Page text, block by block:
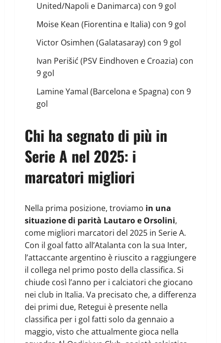
United/Napoli e Danimarca) con 9 gol
Moise Kean (Fiorentina e Italia) con 9 gol
Victor Osimhen (Galatasaray) con 9 gol
Ivan Perišić (PSV Eindhoven e Croazia) con
9 gol
Lamine Yamal (Barcelona e Spagna) con 9
gol
Chi ha segnato di più in
Serie A nel 2025: i
marcatori migliori
Nella prima posizione, troviamo in una
situazione di parità Lautaro e Orsolini,
come migliori marcatori del 2025 in Serie A.
Con il goal fatto all’Atalanta con la sua Inter,
l’attaccante argentino è riuscito a raggiungere
il collega nel primo posto della classifica. Si
chiude così l’anno per i calciatori che giocano
nei club in Italia. Va precisato che, a differenza
dei primi due, Retegui è presente nella
classifica per i gol fatti solo da gennaio a
maggio, visto che attualmente gioca nella